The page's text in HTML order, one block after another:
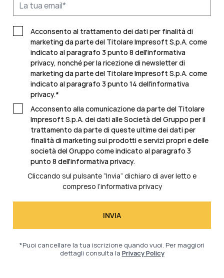
Acconsento al trattamento dei dati per finalità di
marketing da parte del Titolare Impresoft S.p.A. come
indicato al paragrafo 3 punto 8 dell'informativa
privacy, nonché per la ricezione di newsletter di
marketing da parte del Titolare Impresoft S.p.A. come
indicato al paragrafo 3 punto 14 dell'informativa
privacy.*
Acconsento alla comunicazione da parte del Titolare
Impresoft S.p.A. dei dati alle Società del Gruppo per il
trattamento da parte di queste ultime dei dati per
finalità di marketing sui prodotti e servizi propri e delle
società del Gruppo come indicato al paragrafo 3
punto 8 dell'informativa privacy.
Cliccando sul pulsante “Invia” dichiaro di aver letto e
compreso l’informativa privacy
*Puoi cancellare la tua iscrizione quando vuoi. Per maggiori
dettagli consulta la Privacy Policy